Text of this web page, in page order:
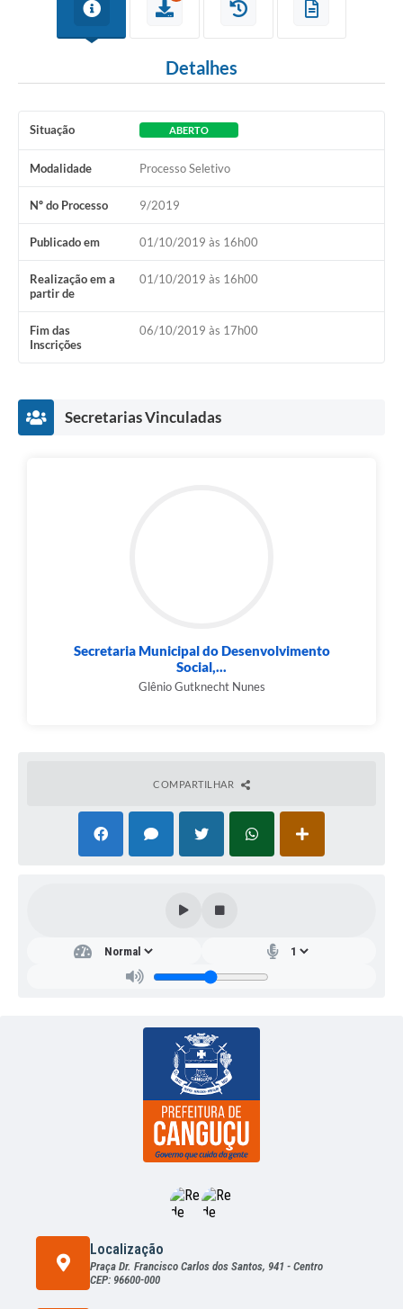
Detalhes
Situação ABERTO
Modalidade Processo Seletivo
Nº do Processo 9/2019
Publicado em 01/10/2019 às 16h00
Realização em a
partir de
01/10/2019 às 16h00
Fim das
Inscrições
06/10/2019 às 17h00
Secretarias Vinculadas
Secretaria Municipal do Desenvolvimento
Social,...
Glênio Gutknecht Nunes
COMPARTILHAR
Localização
Praça Dr. Francisco Carlos dos Santos, 941 - Centro
CEP: 96600-000